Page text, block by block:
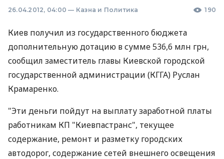
26.04.2012, 04:00 — Казна и Политика 190
Киев получил из государственного бюджета
дополнительную дотацию в сумме 536,6 млн грн,
сообщил заместитель главы Киевской городской
государственной администрации (КГГА) Руслан
Крамаренко.
"Эти деньги пойдут на выплату заработной платы
работникам КП "Киевпастранс", текущее
содержание, ремонт и разметку городских
автодорог, содержание сетей внешнего освещения